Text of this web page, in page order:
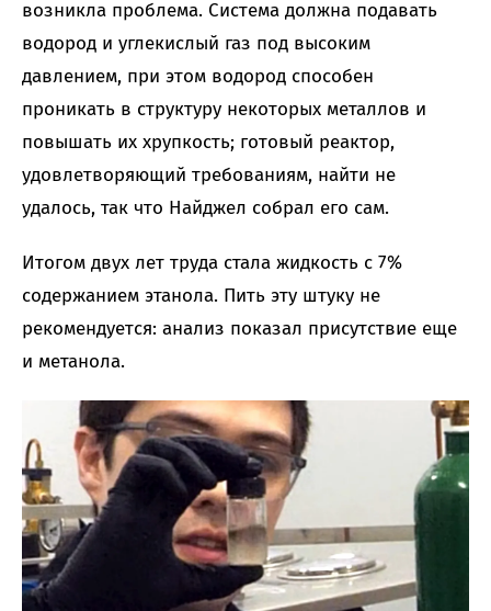
возникла проблема. Система должна подавать
водород и углекислый газ под высоким
давлением, при этом водород способен
проникать в структуру некоторых металлов и
повышать их хрупкость; готовый реактор,
удовлетворяющий требованиям, найти не
удалось, так что Найджел собрал его сам.
Итогом двух лет труда стала жидкость с 7%
содержанием этанола. Пить эту штуку не
рекомендуется: анализ показал присутствие еще
и метанола.